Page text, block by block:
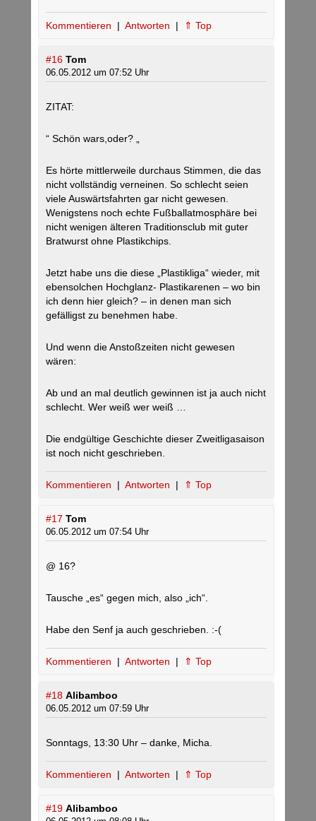
Kommentieren | Antworten | ⇑ Top
#16 Tom
06.05.2012 um 07:52 Uhr
ZITAT:
“ Schön wars,oder? „
Es hörte mittlerweile durchaus Stimmen, die das
nicht vollständig verneinen. So schlecht seien
viele Auswärtsfahrten gar nicht gewesen.
Wenigstens noch echte Fußballatmosphäre bei
nicht wenigen älteren Traditionsclub mit guter
Bratwurst ohne Plastikchips.
Jetzt habe uns die diese „Plastikliga“ wieder, mit
ebensolchen Hochglanz- Plastikarenen – wo bin
ich denn hier gleich? – in denen man sich
gefälligst zu benehmen habe.
Und wenn die Anstoßzeiten nicht gewesen
wären:
Ab und an mal deutlich gewinnen ist ja auch nicht
schlecht. Wer weiß wer weiß …
Die endgültige Geschichte dieser Zweitligasaison
ist noch nicht geschrieben.
Kommentieren | Antworten | ⇑ Top
#17 Tom
06.05.2012 um 07:54 Uhr
@ 16?
Tausche „es“ gegen mich, also „ich“.
Habe den Senf ja auch geschrieben. :-(
Kommentieren | Antworten | ⇑ Top
#18 Alibamboo
06.05.2012 um 07:59 Uhr
Sonntags, 13:30 Uhr – danke, Micha.
Kommentieren | Antworten | ⇑ Top
#19 Alibamboo